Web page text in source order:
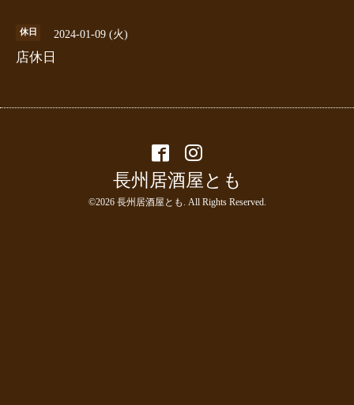
休日 2024-01-09 (火)
店休日
長州居酒屋とも
©2026 長州居酒屋とも . All Rights Reserved.